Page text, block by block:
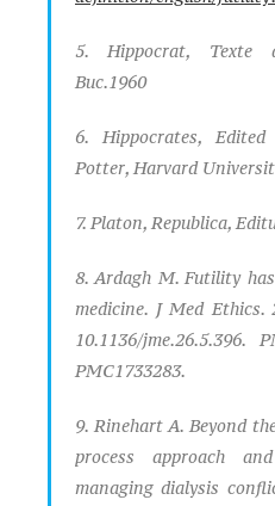
5. Hippocrat, Texte
Buc.1960
6. Hippocrates,
Potter, Harvard
7. Platon, Republica,
8. Ardagh M. Futility
medicine. J Med
10.1136/jme.26.5.396.
PMC1733283.
9. Rinehart A. Beyond
process approach
managing dialysis